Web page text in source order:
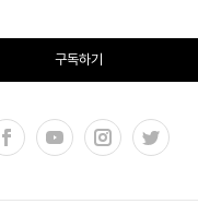
구독하기